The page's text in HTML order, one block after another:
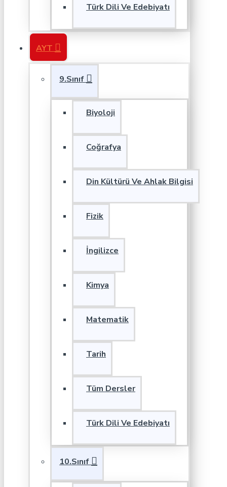
Türk Dili Ve Edebiyatı
AYT
9.Sınıf
Biyoloji
Coğrafya
Din Kültürü Ve Ahlak Bilgisi
Fizik
İngilizce
Kimya
Matematik
Tarih
Tüm Dersler
Türk Dili Ve Edebiyatı
10.Sınıf